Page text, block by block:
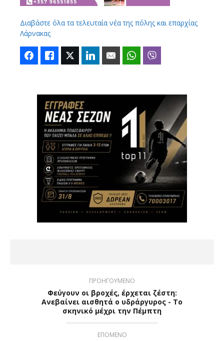
Διαβάστε όλα τα τελευταία νέα της πόλης και επαρχίας
Λάρνακας
FacebookLike Twitter LinkedIn Email WhatsApp
ΠΡΟΗΓΟΥΜΕΝΟ
Φεύγουν οι βροχές, έρχεται ζέστη:
Ανεβαίνει αισθητά ο υδράργυρος - Το
σκηνικό μέχρι την Πέμπτη
ΕΠΟΜΕΝΟ